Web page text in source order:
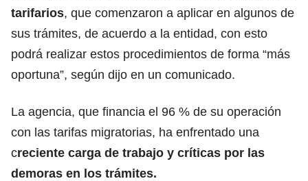
tarifarios, que comenzaron a aplicar en algunos de
sus trámites, de acuerdo a la entidad, con esto
podrá realizar estos procedimientos de forma “más
oportuna”, según dijo en un comunicado.
La agencia, que financia el 96 % de su operación
con las tarifas migratorias, ha enfrentado una
creciente carga de trabajo y críticas por las
demoras en los trámites.